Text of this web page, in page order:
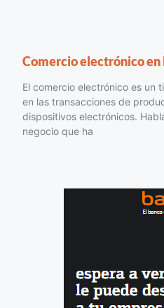
Comercio electrónico
El comercio electrónico es un
en las transacciones de
dispositivos electrónicos.
negocio que ha